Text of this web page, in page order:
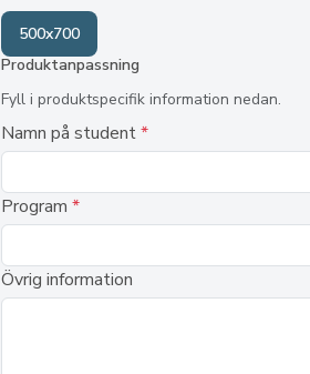
500x700
Produktanpassning
Fyll i produktspecifik information nedan.
Namn på student*
Program *
Övrig information